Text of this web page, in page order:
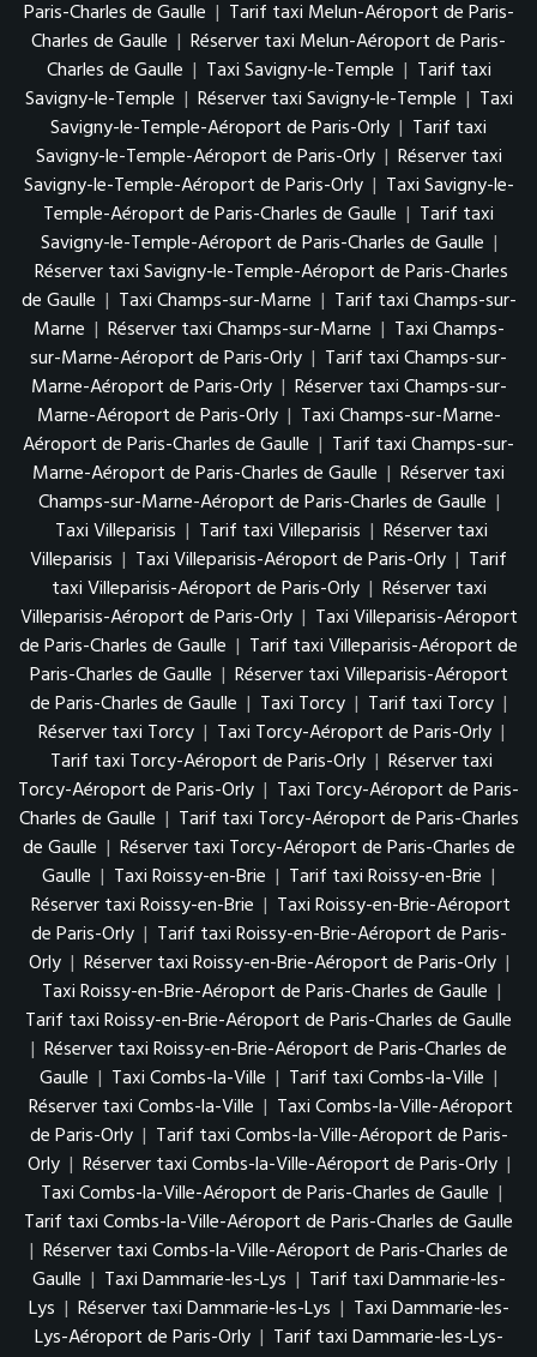
Paris-Charles de Gaulle | Tarif taxi Melun-Aéroport de Paris-
Charles de Gaulle | Réserver taxi Melun-Aéroport de Paris-
Charles de Gaulle | Taxi Savigny-le-Temple | Tarif taxi
Savigny-le-Temple | Réserver taxi Savigny-le-Temple | Taxi
Savigny-le-Temple-Aéroport de Paris-Orly | Tarif taxi
Savigny-le-Temple-Aéroport de Paris-Orly | Réserver taxi
Savigny-le-Temple-Aéroport de Paris-Orly | Taxi Savigny-le-
Temple-Aéroport de Paris-Charles de Gaulle | Tarif taxi
Savigny-le-Temple-Aéroport de Paris-Charles de Gaulle |
Réserver taxi Savigny-le-Temple-Aéroport de Paris-Charles
de Gaulle | Taxi Champs-sur-Marne | Tarif taxi Champs-sur-
Marne | Réserver taxi Champs-sur-Marne | Taxi Champs-
sur-Marne-Aéroport de Paris-Orly | Tarif taxi Champs-sur-
Marne-Aéroport de Paris-Orly | Réserver taxi Champs-sur-
Marne-Aéroport de Paris-Orly | Taxi Champs-sur-Marne-
Aéroport de Paris-Charles de Gaulle | Tarif taxi Champs-sur-
Marne-Aéroport de Paris-Charles de Gaulle | Réserver taxi
Champs-sur-Marne-Aéroport de Paris-Charles de Gaulle |
Taxi Villeparisis | Tarif taxi Villeparisis | Réserver taxi
Villeparisis | Taxi Villeparisis-Aéroport de Paris-Orly | Tarif
taxi Villeparisis-Aéroport de Paris-Orly | Réserver taxi
Villeparisis-Aéroport de Paris-Orly | Taxi Villeparisis-Aéroport
de Paris-Charles de Gaulle | Tarif taxi Villeparisis-Aéroport de
Paris-Charles de Gaulle | Réserver taxi Villeparisis-Aéroport
de Paris-Charles de Gaulle | Taxi Torcy | Tarif taxi Torcy |
Réserver taxi Torcy | Taxi Torcy-Aéroport de Paris-Orly |
Tarif taxi Torcy-Aéroport de Paris-Orly | Réserver taxi
Torcy-Aéroport de Paris-Orly | Taxi Torcy-Aéroport de Paris-
Charles de Gaulle | Tarif taxi Torcy-Aéroport de Paris-Charles
de Gaulle | Réserver taxi Torcy-Aéroport de Paris-Charles de
Gaulle | Taxi Roissy-en-Brie | Tarif taxi Roissy-en-Brie |
Réserver taxi Roissy-en-Brie | Taxi Roissy-en-Brie-Aéroport
de Paris-Orly | Tarif taxi Roissy-en-Brie-Aéroport de Paris-
Orly | Réserver taxi Roissy-en-Brie-Aéroport de Paris-Orly |
Taxi Roissy-en-Brie-Aéroport de Paris-Charles de Gaulle |
Tarif taxi Roissy-en-Brie-Aéroport de Paris-Charles de Gaulle
| Réserver taxi Roissy-en-Brie-Aéroport de Paris-Charles de
Gaulle | Taxi Combs-la-Ville | Tarif taxi Combs-la-Ville |
Réserver taxi Combs-la-Ville | Taxi Combs-la-Ville-Aéroport
de Paris-Orly | Tarif taxi Combs-la-Ville-Aéroport de Paris-
Orly | Réserver taxi Combs-la-Ville-Aéroport de Paris-Orly |
Taxi Combs-la-Ville-Aéroport de Paris-Charles de Gaulle |
Tarif taxi Combs-la-Ville-Aéroport de Paris-Charles de Gaulle
| Réserver taxi Combs-la-Ville-Aéroport de Paris-Charles de
Gaulle | Taxi Dammarie-les-Lys | Tarif taxi Dammarie-les-
Lys | Réserver taxi Dammarie-les-Lys | Taxi Dammarie-les-
Lys-Aéroport de Paris-Orly | Tarif taxi Dammarie-les-Lys-